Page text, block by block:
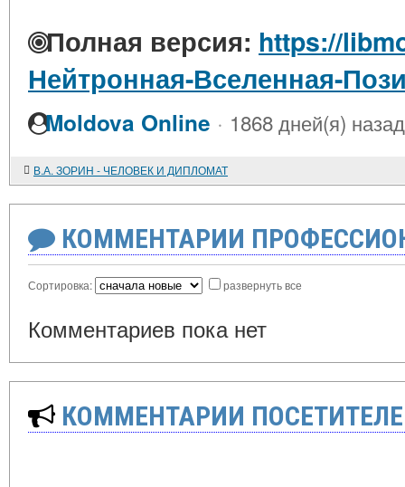
Полная версия: https://
Нейтронная-Вселенная-
Moldova Online · 1868 дней(я) назад
В.А. ЗОРИН - ЧЕЛОВЕК И ДИПЛОМАТ
КОММЕНТАРИИ
Сортировка: развернуть все
Комментариев пока нет
КОММЕНТАРИИ